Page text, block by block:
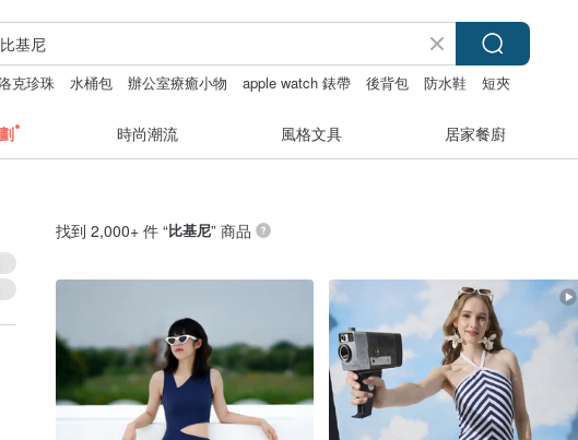
克珍珠 水桶包 辦公室療癒小物 apple watch 錶帶 後背包 防水鞋
短夾
時尚潮流 風格文具 居家餐廚
找到 2,000+ 件 “比基尼” 商品